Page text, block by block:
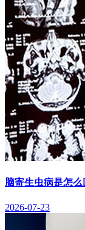
脑寄生虫病是怎么
2026-07-23